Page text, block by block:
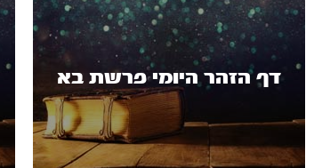
דף הזהר היומי פרשת בא